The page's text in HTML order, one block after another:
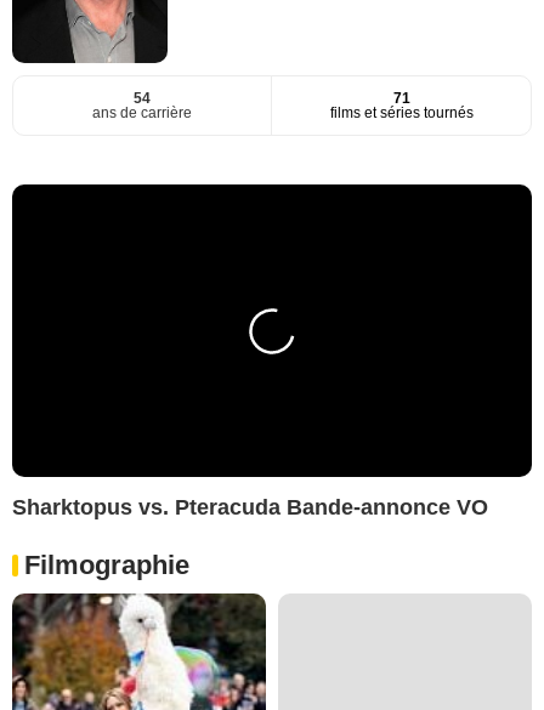
54
ans de carrière
71
films et séries tournés
Sharktopus vs. Pteracuda Bande-annonce VO
Filmographie